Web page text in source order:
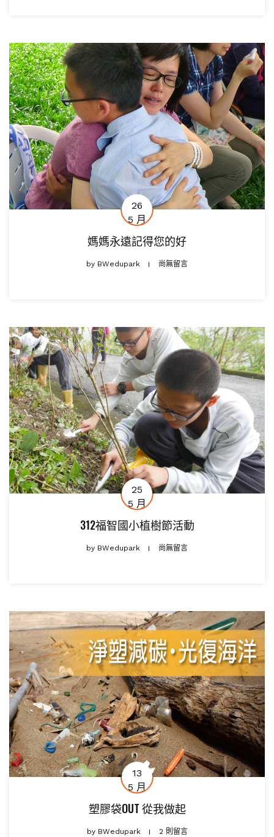
26
5 月
媽媽永遠記得您的好
by BWedupark 尚無留言
25
5 月
312福智國小植樹節活動
by BWedupark 尚無留言
13
5 月
塑膠袋OUT 從我做起
byBWedupark 2 則留言